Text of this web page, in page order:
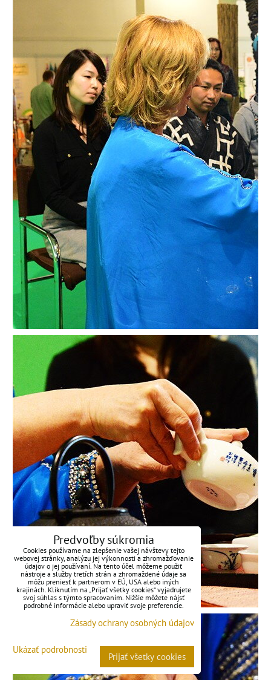
Predvoľby súkromia
Cookies používame na zlepšenie vašej návštevy tejto
webovej stránky, analýzu jej výkonnosti a zhromažďovanie
údajov o jej používaní. Na tento účel môžeme použiť
nástroje a služby tretích strán a zhromaždené údaje sa
môžu preniesť k partnerom v EÚ, USA alebo iných
krajinách. Kliknutím na „Prijať všetky cookies“ vyjadrujete
svoj súhlas s týmto spracovaním. Nižšie môžete nájsť
podrobné informácie alebo upraviť svoje preferencie.
Zásady ochrany osobných údajov
Ukázať podrobnosti
Prijať všetky cookies